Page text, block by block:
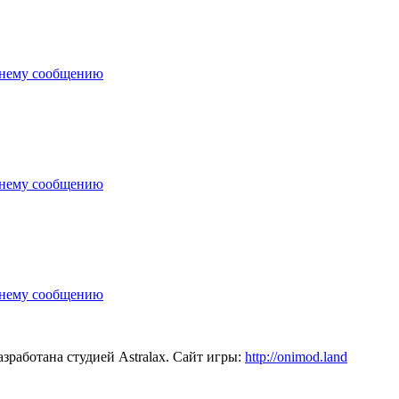
студией Astralax. Сайт игры: http://onimod.land